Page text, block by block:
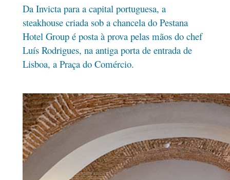
Da Invicta para a capital portuguesa, a
steakhouse criada sob a chancela do Pestana
Hotel Group é posta à prova pelas mãos do chef
Luís Rodrigues, na antiga porta de entrada de
Lisboa, a Praça do Comércio.